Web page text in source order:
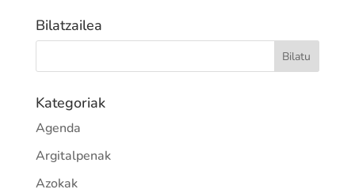
Bilatzailea
Kategoriak
Agenda
Argitalpenak
Azokak